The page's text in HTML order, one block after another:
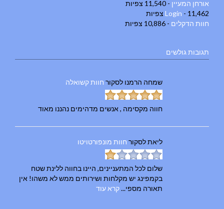
אורחן המעיין - 11,540 צפיות
Login - 11,462 צפיות
חוות הדקלים - 10,886 צפיות
תגובות גולשים
שמחה הרמנו לסקור חוות קשואלה
חווה מקסימה , אנשים מדהימים נהננו מאוד
ליאתלסקור חוות מונפורטויטו
שלום לכל המתעניינים, היינו בחווה ללינת שטח
בקמפינג יש מקלחות ושירותים ממש לא משהו! אין
תאורה מספי...קרא עוד